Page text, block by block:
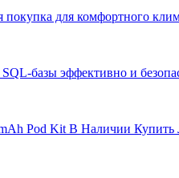
для комфортного
базы эффективно и
Pod Kit В Наличии Купить